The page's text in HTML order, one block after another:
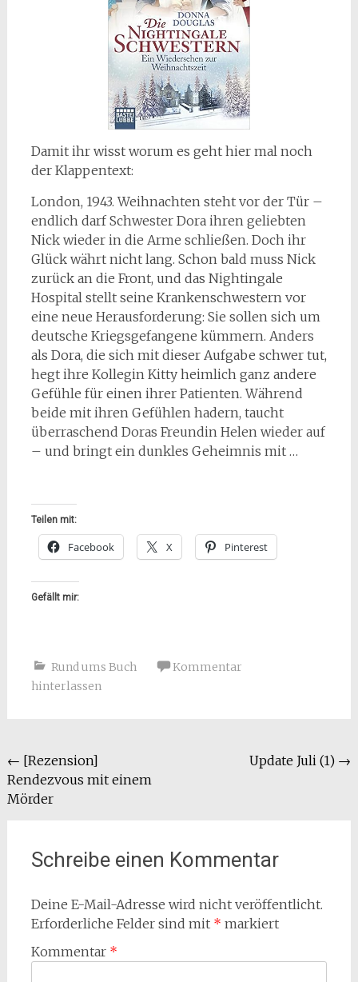
Damit ihr wisst worum es geht hier mal noch
der Klappentext:
London, 1943. Weihnachten steht vor der Tür –
endlich darf Schwester Dora ihren geliebten
Nick wieder in die Arme schließen. Doch ihr
Glück währt nicht lang. Schon bald muss Nick
zurück an die Front, und das Nightingale
Hospital stellt seine Krankenschwestern vor
eine neue Herausforderung: Sie sollen sich um
deutsche Kriegsgefangene kümmern. Anders
als Dora, die sich mit dieser Aufgabe schwer tut,
hegt ihre Kollegin Kitty heimlich ganz andere
Gefühle für einen ihrer Patienten. Während
beide mit ihren Gefühlen hadern, taucht
überraschend Doras Freundin Helen wieder auf
– und bringt ein dunkles Geheimnis mit …
Teilen mit:
Facebook X Pinterest
Gefällt mir:
Rund ums Buch
Kommentar
hinterlassen
Beitragsnavigation
← [Rezension]
Rendezvous mit einem
Mörder
Update Juli (1) →
Schreibe einen Kommentar
Deine E-Mail-Adresse wird nicht veröffentlicht.
Erforderliche Felder sind mit * markiert
Kommentar *